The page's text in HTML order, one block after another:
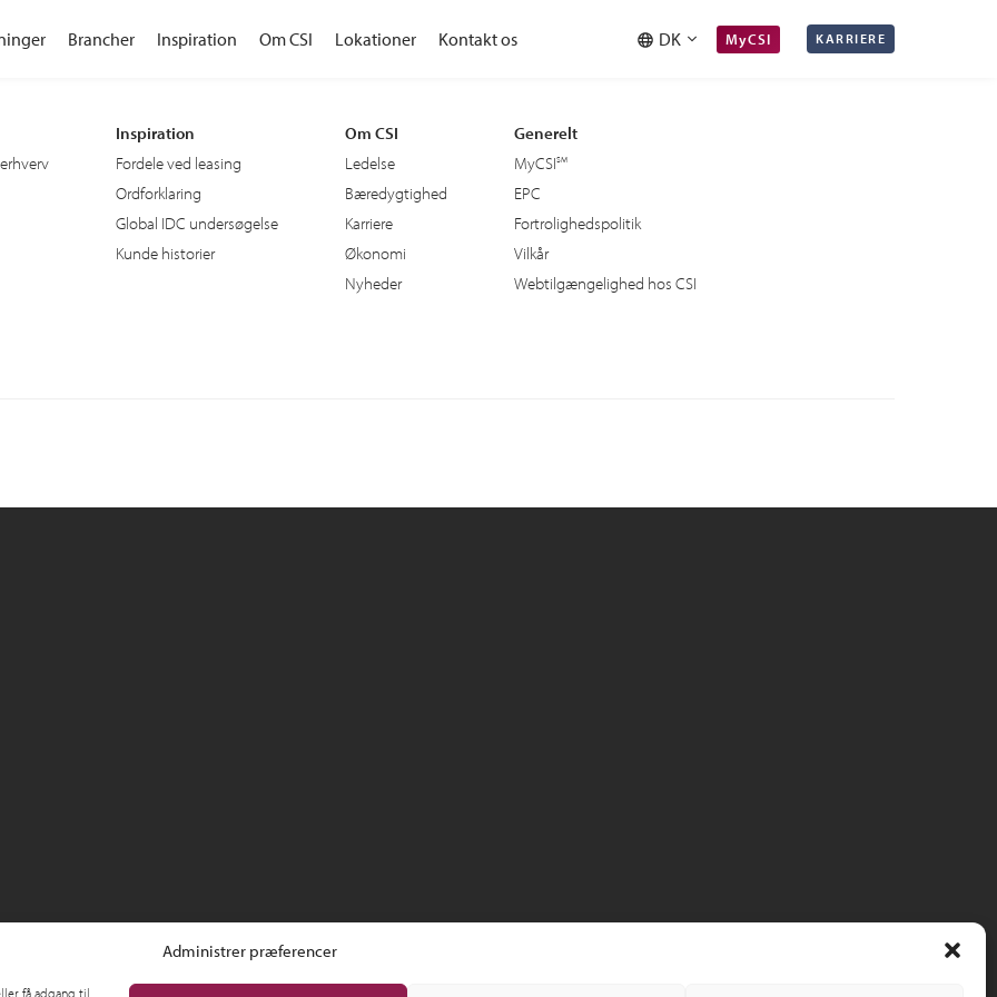
Administrer præferencer
få adgang til
Brancher Inspiration Om CSI Lokationer Kontakt os DK MyCSI KARRIERE
Inspiration
Fordele ved leasing
Ordforklaring
Global IDC undersøgelse
Kunde historier
Om CSI
Ledelse
Bæredygtighed
Karriere
Økonomi
Nyheder
Generelt
MyCSI
EPC
Fortrolighedspolitik
Vilkår
Webtilgængelighed hos CSI